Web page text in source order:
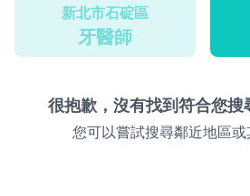
新北市石碇區
牙醫師
很抱歉，沒有找到符合您搜
您可以嘗試搜尋鄰近地區或